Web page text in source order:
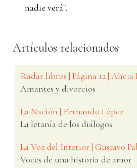
nadie verá".
Artículos relacionados
Radar libros | Página 12 | Alicia
Amantes y divorcios
La Nación | Fernando López
La letanía de los diálogos
La Voz del Interior | Gustavo
Voces de una historia de amor